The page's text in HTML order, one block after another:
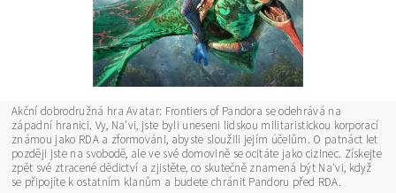
Akční dobrodružná hra Avatar: Frontiers of Pandora se odehrává na
západní hranici. Vy, Na'vi, jste byli uneseni lidskou militaristickou korporací
známou jako RDA a zformováni, abyste sloužili jejím účelům. O patnáct let
později jste na svobodě, ale ve své domovině se ocitáte jako cizinec. Získejte
zpět své ztracené dědictví a zjistěte, co skutečně znamená být Na'vi, když
se připojíte k ostatním klanům a budete chránit Pandoru před RDA.